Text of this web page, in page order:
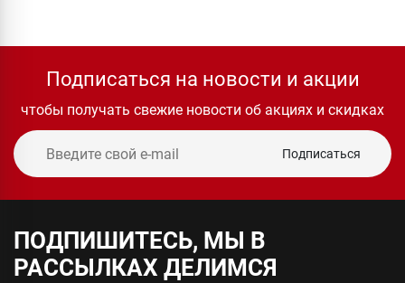
Подписаться на новости и акции
чтобы получать свежие новости об акциях и скидках
Подписаться
ПОДПИШИТЕСЬ, МЫ В
РАССЫЛКАХ ДЕЛИМСЯ